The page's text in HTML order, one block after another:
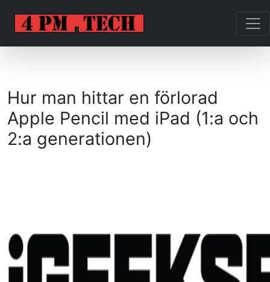
Hur man hittar en förlorad
Apple Pencil med iPad (1:a och
2:a generationen)